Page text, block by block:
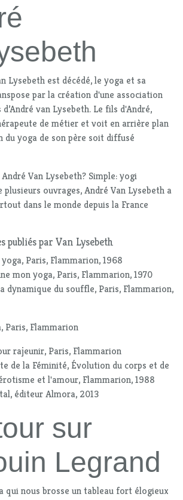
Lysebeth est décédé, le yoga et sa
par la création d'une association
van Lysebeth. Le fils d'André,
de métier et voit en arrière plan
du yoga de son père soit diffusé
Van Lysebeth? Simple: yogi
plusieurs ouvrages, André Van Lysebeth a
dans le monde depuis la France
publiés par Van Lysebeth
Paris, Flammarion, 1968
mon yoga, Paris, Flammarion, 1970
dynamique du souffle, Paris, Flammarion,
Paris, Flammarion
rajeunir, Paris, Flammarion
de la Féminité, Évolution du corps et de
et l'amour, Flammarion, 1988
éditeur Almora, 2013
sur
Legrand
qui nous brosse un tableau fort élogieux